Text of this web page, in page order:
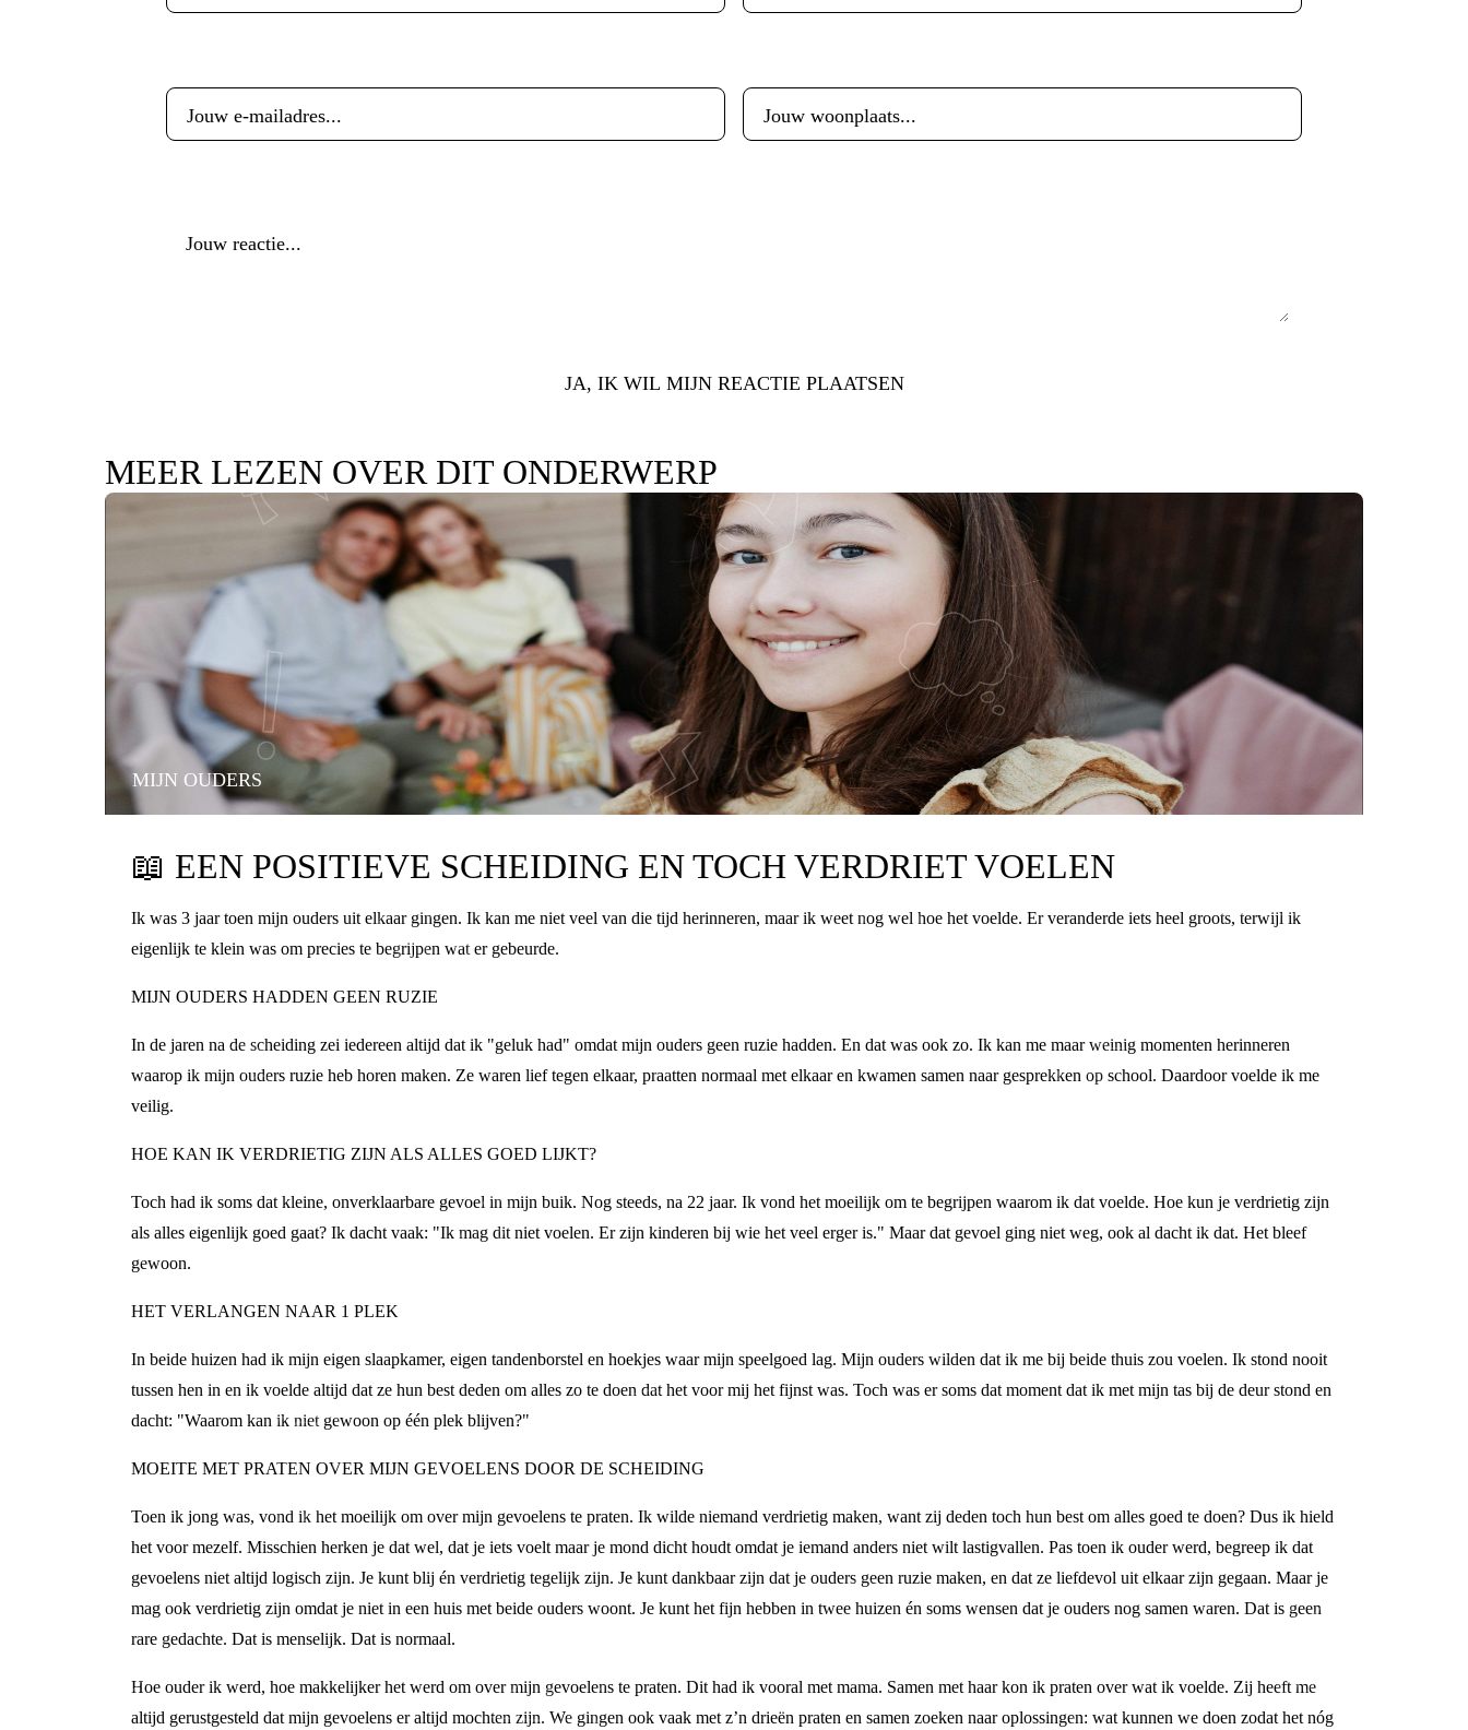
JA, IK WIL MIJN REACTIE PLAATSEN
MEER LEZEN OVER DIT ONDERWERP
MIJN OUDERS
📖 EEN POSITIEVE SCHEIDING EN TOCH VERDRIET VOELEN
Ik was 3 jaar toen mijn ouders uit elkaar gingen. Ik kan me niet veel van die tijd herinneren, maar ik weet nog wel hoe het voelde. Er veranderde iets heel groots, terwijl ik
eigenlijk te klein was om precies te begrijpen wat er gebeurde.
MIJN OUDERS HADDEN GEEN RUZIE
In de jaren na de scheiding zei iedereen altijd dat ik "geluk had" omdat mijn ouders geen ruzie hadden. En dat was ook zo. Ik kan me maar weinig momenten herinneren
waarop ik mijn ouders ruzie heb horen maken. Ze waren lief tegen elkaar, praatten normaal met elkaar en kwamen samen naar gesprekken op school. Daardoor voelde ik me
veilig.
HOE KAN IK VERDRIETIG ZIJN ALS ALLES GOED LIJKT?
Toch had ik soms dat kleine, onverklaarbare gevoel in mijn buik. Nog steeds, na 22 jaar. Ik vond het moeilijk om te begrijpen waarom ik dat voelde. Hoe kun je verdrietig zijn
als alles eigenlijk goed gaat? Ik dacht vaak: "Ik mag dit niet voelen. Er zijn kinderen bij wie het veel erger is." Maar dat gevoel ging niet weg, ook al dacht ik dat. Het bleef
gewoon.
HET VERLANGEN NAAR 1 PLEK
In beide huizen had ik mijn eigen slaapkamer, eigen tandenborstel en hoekjes waar mijn speelgoed lag. Mijn ouders wilden dat ik me bij beide thuis zou voelen. Ik stond nooit
tussen hen in en ik voelde altijd dat ze hun best deden om alles zo te doen dat het voor mij het fijnst was. Toch was er soms dat moment dat ik met mijn tas bij de deur stond en
dacht: "Waarom kan ik niet gewoon op één plek blijven?"
MOEITE MET PRATEN OVER MIJN GEVOELENS DOOR DE SCHEIDING
Toen ik jong was, vond ik het moeilijk om over mijn gevoelens te praten. Ik wilde niemand verdrietig maken, want zij deden toch hun best om alles goed te doen? Dus ik hield
het voor mezelf. Misschien herken je dat wel, dat je iets voelt maar je mond dicht houdt omdat je iemand anders niet wilt lastigvallen. Pas toen ik ouder werd, begreep ik dat
gevoelens niet altijd logisch zijn. Je kunt blij én verdrietig tegelijk zijn. Je kunt dankbaar zijn dat je ouders geen ruzie maken, en dat ze liefdevol uit elkaar zijn gegaan. Maar je
mag ook verdrietig zijn omdat je niet in een huis met beide ouders woont. Je kunt het fijn hebben in twee huizen én soms wensen dat je ouders nog samen waren. Dat is geen
rare gedachte. Dat is menselijk. Dat is normaal.
Hoe ouder ik werd, hoe makkelijker het werd om over mijn gevoelens te praten. Dit had ik vooral met mama. Samen met haar kon ik praten over wat ik voelde. Zij heeft me
altijd gerustgesteld dat mijn gevoelens er altijd mochten zijn. We gingen ook vaak met z’n drieën praten en samen zoeken naar oplossingen: wat kunnen we doen zodat het nóg